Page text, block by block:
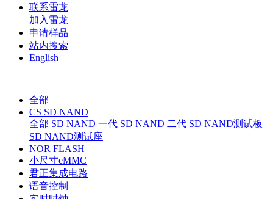
联系雷龙
加入雷龙
申请样品
站内搜索
English
全部
CS SD NAND
全部 SD NAND 一代 SD NAND 二代 SD NAND测试板
SD NAND测试座
NOR FLASH
小尺寸eMMC
君正集成电路
语音控制